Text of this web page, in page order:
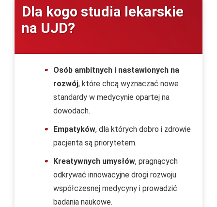
Dla kogo studia lekarskie
na UJD?
Osób ambitnych i nastawionych na
rozwój, które chcą wyznaczać nowe
standardy w medycynie opartej na
dowodach.
Empatyków, dla których dobro i zdrowie
pacjenta są priorytetem.
Kreatywnych umysłów, pragnących
odkrywać innowacyjne drogi rozwoju
współczesnej medycyny i prowadzić
badania naukowe.